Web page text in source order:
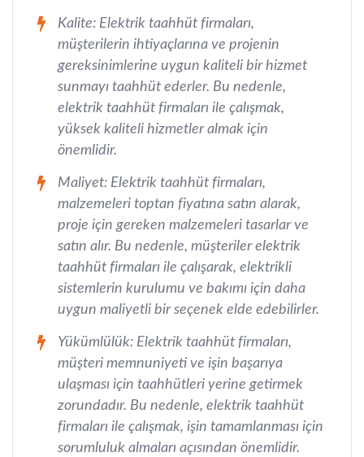
Kalite: Elektrik taahhüt firmaları,
müşterilerin ihtiyaçlarına ve projenin
gereksinimlerine uygun kaliteli bir hizmet
sunmayı taahhüt ederler. Bu nedenle,
elektrik taahhüt firmaları ile çalışmak,
yüksek kaliteli hizmetler almak için
önemlidir.
Maliyet: Elektrik taahhüt firmaları,
malzemeleri toptan fiyatına satın alarak,
proje için gereken malzemeleri tasarlar ve
satın alır. Bu nedenle, müşteriler elektrik
taahhüt firmaları ile çalışarak, elektrikli
sistemlerin kurulumu ve bakımı için daha
uygun maliyetli bir seçenek elde edebilirler.
Yükümlülük: Elektrik taahhüt firmaları,
müşteri memnuniyeti ve işin başarıya
ulaşması için taahhütleri yerine getirmek
zorundadır. Bu nedenle, elektrik taahhüt
firmaları ile çalışmak, işin tamamlanması için
sorumluluk almaları açısından önemlidir.